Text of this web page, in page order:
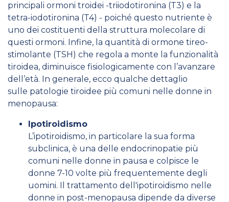
principali ormoni troidei -triiodotironina (T3) e la
tetra-iodotironina (T4) - poiché questo nutriente è
uno dei costituenti della struttura molecolare di
questi ormoni. Infine, la quantità di ormone tireo-
stimolante (TSH) che regola a monte la funzionalità
tiroidea, diminuisce fisiologicamente con l’avanzare
dell’età. In generale, ecco qualche dettaglio
sulle patologie tiroidee più comuni nelle donne in
menopausa:
Ipotiroidismo
L’ipotiroidismo, in particolare la sua forma
subclinica, è una delle endocrinopatie più
comuni nelle donne in pausa e colpisce le
donne 7-10 volte più frequentemente degli
uomini. Il trattamento dell'ipotiroidismo nelle
donne in post-menopausa dipende da diverse